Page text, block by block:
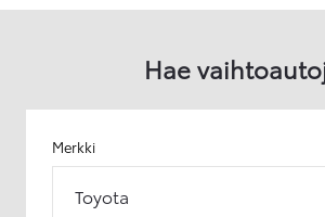
Hae
Merkki
Toyota